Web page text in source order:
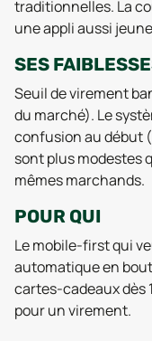
traditionnelles. La
une appli aussi
SES
Seuil de virement
du marché). Le
confusion au début
sont plus modestes
mêmes marchands.
POUR QUI
Le mobile-first qui
automatique en
cartes-cadeaux dès
pour un virement.